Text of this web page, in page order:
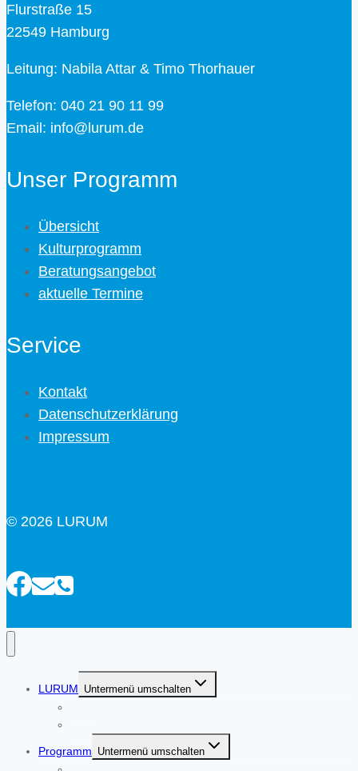
Flurstraße 15
22549 Hamburg
Leitung: Nabila Attar & Timo Thorhauer
Telefon: 040 21 90 11 99
Email: info@lurum.de
Unser Programm
Übersicht
Kulturprogramm
Beratungsangebot
aktuelle Termine
Service
Kontakt
Datenschutzerklärung
Impressum
© 2026 LURUM
LURUM Untermenü umschalten
Programm Untermenü umschalten